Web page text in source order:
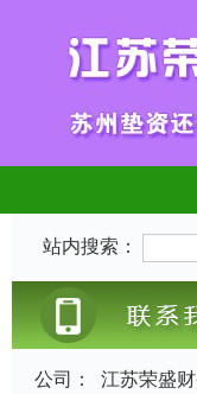
站内搜索：
公司：
江苏荣盛